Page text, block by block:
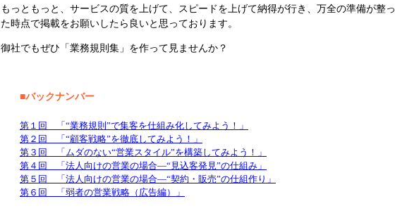
もっともっと、サービスの質を上げて、スピードを上げて納得が行き、万全の準備が整っ
た時点で掲載をお願いしたら良いと思っております。
御社でもぜひ「業務規則集」を作って見ませんか？
■バックナンバー
第１回 「“業務規則”で集客を仕組み化してみよう！」
第２回 「“顧客戦略”を徹底してみよう！」
第３回 「ムダのない“営業スタイル”を構築してみよう！」
第４回 「法人向けの営業の場合―“見込客発見”の仕組み」
第５回 「法人向けの営業の場合―“契約・販売”の仕組作り」
第６回 「弱者の営業戦略（広告編）」